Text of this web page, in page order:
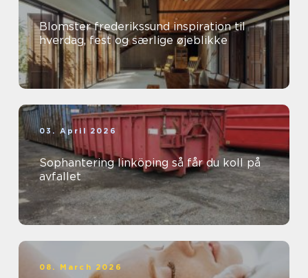
Blomster frederikssund inspiration til
hverdag, fest og særlige øjeblikke
03. April 2026
Sophantering linköping så får du koll på
avfallet
08. March 2026